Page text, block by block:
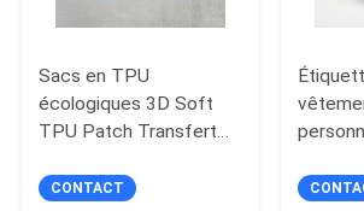
Sacs en TPU
écologiques 3D Soft
TPU Patch Transfert
3D TPU Silicone
CONTACT
souple